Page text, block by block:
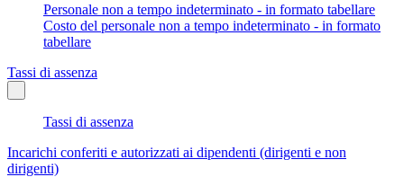
Personale non a tempo indeterminato - in formato tabellare
Costo del personale non a tempo indeterminato - in formato
tabellare
Tassi di assenza
Tassi di assenza
Incarichi conferiti e autorizzati ai dipendenti (dirigenti e non
dirigenti)